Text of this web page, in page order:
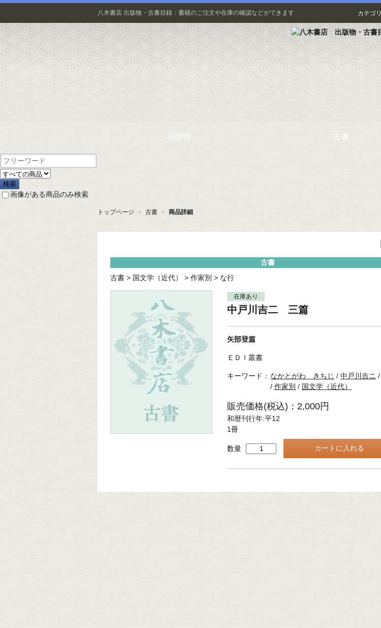
八木書店 出版物・古書目録：書籍のご注文や在庫の確認などができます カテゴリ
出版物 古書
画像がある商品のみ検索
トップページ ＞ 古書 ＞ 商品詳細
古書
古書 > 国文学（近代） > 作家別 > な行
在庫あり
中戸川吉二 三篇
矢部登篇
ＥＤＩ叢書
キーワード： なかとがわ きちじ / 中戸川吉ニ /
/ 作家別 / 国文学（近代）
販売価格(税込)：2,000円
和暦刊行年:平12
1冊
数量